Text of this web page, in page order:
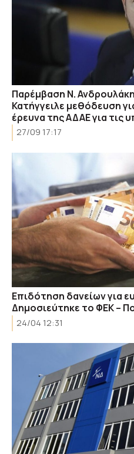
Παρέμβαση Ν.
Κατήγγειλε μεθόδευση
έρευνα της ΑΔΑΕ για τις
27/09 17:17
Επιδότηση δανείων για
Δημοσιεύτηκε το ΦΕΚ –
24/04 12:31